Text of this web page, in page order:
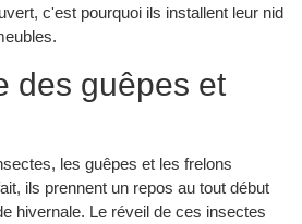
c'est pourquoi ils installent leur nid
des guêpes et
les guêpes et les frelons
ils prennent un repos au tout début
hivernale. Le réveil de ces insectes